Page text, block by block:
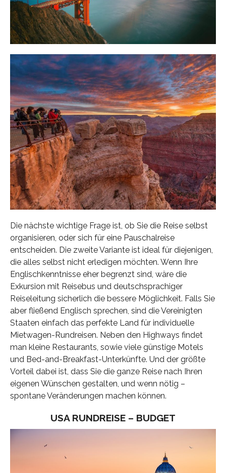
Die nächste wichtige Frage ist, ob Sie die Reise selbst
organisieren, oder sich für eine Pauschalreise
entscheiden. Die zweite Variante ist ideal für diejenigen,
die alles selbst nicht erledigen möchten. Wenn Ihre
Englischkenntnisse eher begrenzt sind, wäre die
Exkursion mit Reisebus und deutschsprachiger
Reiseleitung sicherlich die bessere Möglichkeit. Falls Sie
aber fließend Englisch sprechen, sind die Vereinigten
Staaten einfach das perfekte Land für individuelle
Mietwagen-Rundreisen. Neben den Highways findet
man kleine Restaurants, sowie viele günstige Motels
und Bed-and-Breakfast-Unterkünfte. Und der größte
Vorteil dabei ist, dass Sie die ganze Reise nach Ihren
eigenen Wünschen gestalten, und wenn nötig –
spontane Veränderungen machen können.
USA RUNDREISE – BUDGET